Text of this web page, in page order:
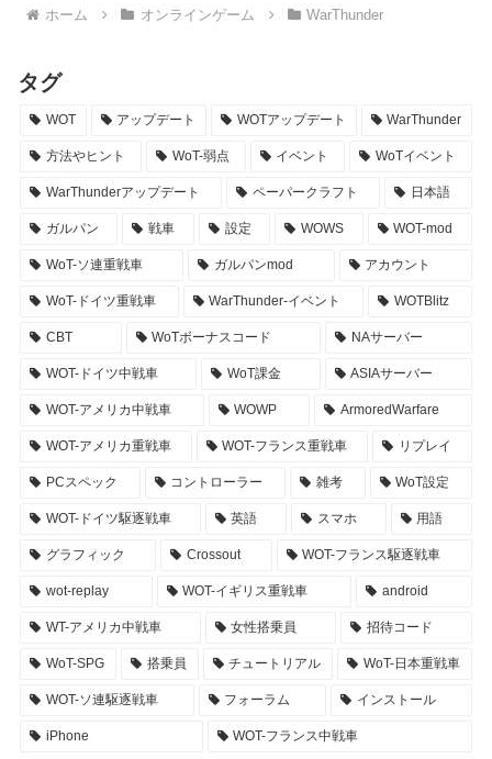
ホーム オンラインゲーム WarThunder
タグ
WOT アップデート WOTアップデート WarThunder
方法やヒント WoT-弱点 イベント WoTイベント
WarThunderアップデート ペーパークラフト 日本語
ガルパン 戦車 設定 WOWS WOT-mod
WoT-ソ連重戦車 ガルパンmod アカウント
WoT-ドイツ重戦車 WarThunder-イベント WOTBlitz
CBT WoTボーナスコード NAサーバー
WOT-ドイツ中戦車 WoT課金 ASIAサーバー
WOT-アメリカ中戦車 WOWP ArmoredWarfare
WOT-アメリカ重戦車 WOT-フランス重戦車 リプレイ
PCスペック コントローラー 雑考 WoT設定
WOT-ドイツ駆逐戦車 英語 スマホ 用語
グラフィック Crossout WOT-フランス駆逐戦車
wot-replay WOT-イギリス重戦車 android
WT-アメリカ中戦車 女性搭乗員 招待コード
WoT-SPG 搭乗員 チュートリアル WoT-日本重戦車
WOT-ソ連駆逐戦車 フォーラム インストール
iPhone WOT-フランス中戦車